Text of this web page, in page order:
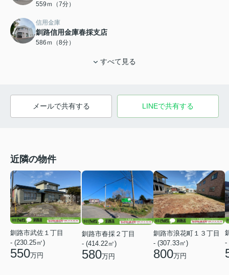
559ｍ（7分）
信用金庫
釧路信用金庫春採支店
586ｍ（8分）
すべて見る
メールで共有する LINEで共有する
近隣の物件
釧路市武佐１丁目
- (230.25㎡)
550万円
釧路市春採２丁目
- (414.22㎡)
580万円
釧路市浪花町１３丁目
- (307.33㎡)
800万円
-